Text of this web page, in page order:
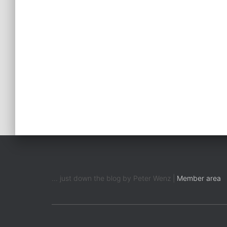
... just down the blog by Peter Wenz | Member area